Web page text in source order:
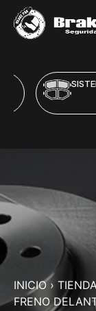
SISTEMA
INICIO›
FRENO